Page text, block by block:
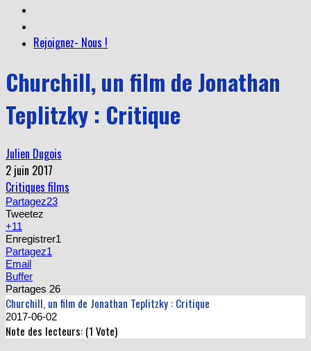
Rejoignez- Nous !
Churchill, un film de Jonathan
Teplitzky : Critique
Julien Dugois
2 juin 2017
Critiques films
Partagez23
Tweetez
+11
Enregistrer1
Partagez1
Email
Buffer
Partages 26
Churchill, un film de Jonathan Teplitzky : Critique
2017-06-02
Note des lecteurs: (1 Vote)